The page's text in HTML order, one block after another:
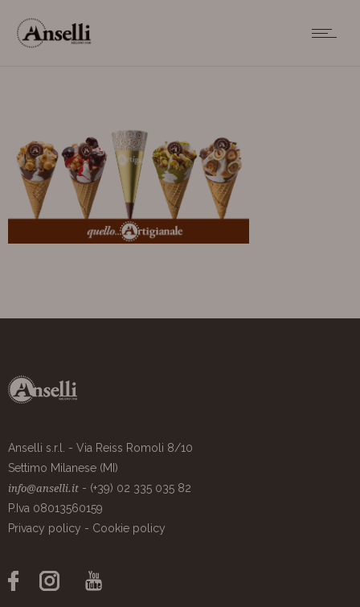
Anselli s.r.l. - Via Reiss Romoli 8/10
Settimo Milanese (MI)
info@anselli.it - (+39) 02 335 035 82
P.Iva 08013560159
Privacy policy - Cookie policy